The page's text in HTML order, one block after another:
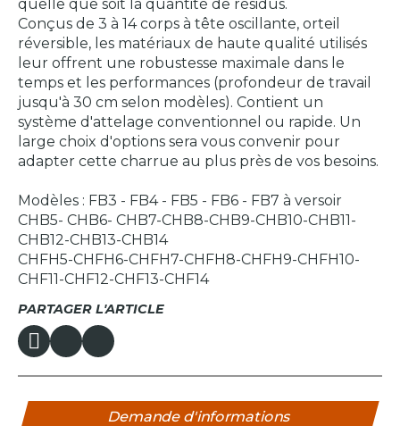
PARTAGER L'ARTICLE
quelle que soit la quantité de résidus.
Conçus de 3 à 14 corps à tête oscillante, orteil
réversible, les matériaux de haute qualité utilisés
leur offrent une robustesse maximale dans le
temps et les performances (profondeur de travail
jusqu'à 30 cm selon modèles). Contient un
système d'attelage conventionnel ou rapide. Un
large choix d'options sera vous convenir pour
adapter cette charrue au plus près de vos besoins.
Modèles : FB3 - FB4 - FB5 - FB6 - FB7 à versoir
CHB5- CHB6- CHB7-CHB8-CHB9-CHB10-CHB11-
CHB12-CHB13-CHB14
CHFH5-CHFH6-CHFH7-CHFH8-CHFH9-CHFH10-
CHF11-CHF12-CHF13-CHF14
Demande d'informations